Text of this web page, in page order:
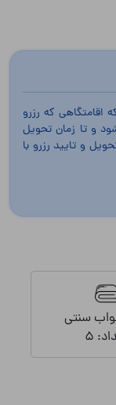
اقامتگاهی که رزرو
و تا زمان تحویل
و تایید رزرو با
سنتی
5